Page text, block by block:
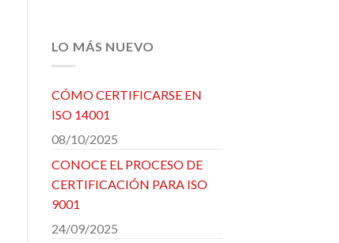
LO MÁS NUEVO
CÓMO CERTIFICARSE EN
ISO 14001
08/10/2025
CONOCE EL PROCESO DE
CERTIFICACIÓN PARA ISO
9001
24/09/2025